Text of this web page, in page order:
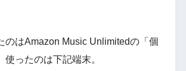
のはAmazon Music Unlimitedの「個
使ったのは下記端末。